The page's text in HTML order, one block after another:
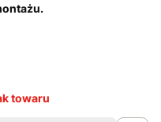
towaru